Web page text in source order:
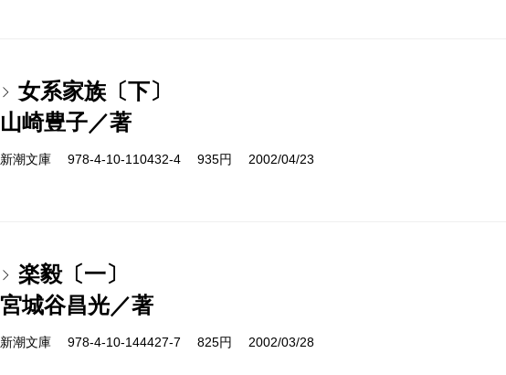
女系家族〔下〕
山崎豊子／著
新潮文庫 978-4-10-110432-4 935円 2002/04/23
楽毅〔一〕
宮城谷昌光／著
新潮文庫 978-4-10-144427-7 825円 2002/03/28